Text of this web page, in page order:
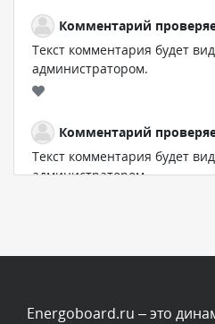
Комментарий
Текст комментария будет
администратором.
Комментарий
Текст комментария будет
администратором.
Energoboard.ru – это